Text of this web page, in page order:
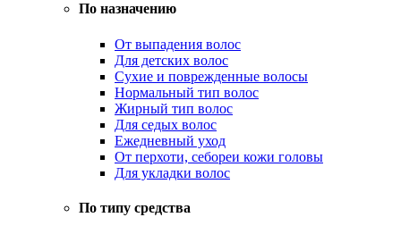
По назначению
От выпадения волос
Для детских волос
Сухие и поврежденные волосы
Нормальный тип волос
Жирный тип волос
Для седых волос
Ежедневный уход
От перхоти, себореи кожи головы
Для укладки волос
По типу средства